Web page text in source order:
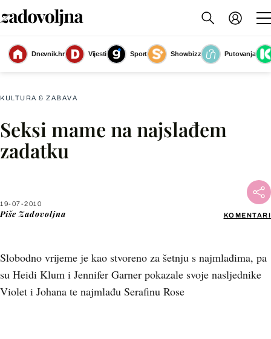
Dnevnik.hr Vijesti Sport Showbizz
Putovanja
Slika nije dostupna
KULTURA & ZABAVA
Seksi mame na najslađem
zadatku
19-07-2010
Piše Zadovoljna KOMENTARI
Slobodno vrijeme je kao stvoreno za šetnju s najmlađima, pa
su Heidi Klum i Jennifer Garner pokazale svoje nasljednike
Violet i Johana te najmlađu Serafinu Rose
Facebook